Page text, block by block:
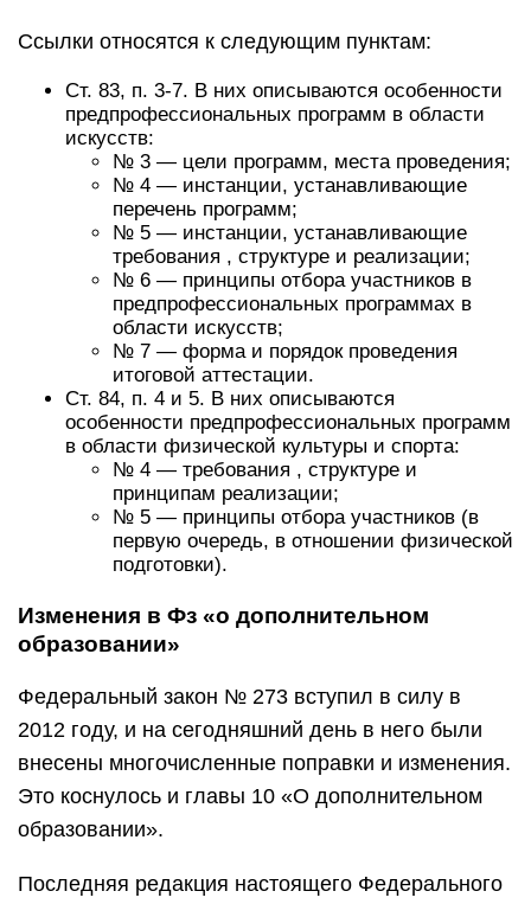
Ссылки относятся к следующим пунктам:
Ст. 83, п. 3-7. В них описываются особенности
предпрофессиональных программ в области
искусств:
№ 3 — цели программ, места проведения;
№ 4 — инстанции, устанавливающие
перечень программ;
№ 5 — инстанции, устанавливающие
требования , структуре и реализации;
№ 6 — принципы отбора участников в
предпрофессиональных программах в
области искусств;
№ 7 — форма и порядок проведения
итоговой аттестации.
Ст. 84, п. 4 и 5. В них описываются
особенности предпрофессиональных программ
в области физической культуры и спорта:
№ 4 — требования , структуре и
принципам реализации;
№ 5 — принципы отбора участников (в
первую очередь, в отношении физической
подготовки).
Изменения в Фз «о дополнительном
образовании»
Федеральный закон № 273 вступил в силу в
2012 году, и на сегодняшний день в него были
внесены многочисленные поправки и изменения.
Это коснулось и главы 10 «О дополнительном
образовании».
Последняя редакция настоящего Федерального